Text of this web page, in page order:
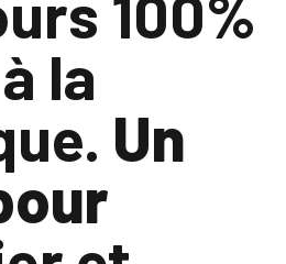
la
Un